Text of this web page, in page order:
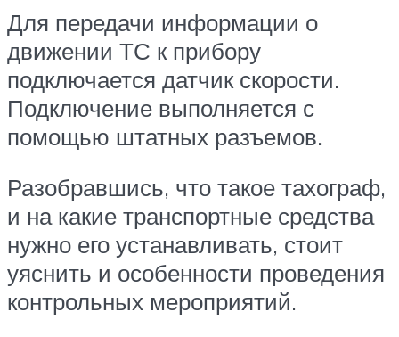
Для передачи информации о
движении ТС к прибору
подключается датчик скорости.
Подключение выполняется с
помощью штатных разъемов.
Разобравшись, что такое тахограф,
и на какие транспортные средства
нужно его устанавливать, стоит
уяснить и особенности проведения
контрольных мероприятий.